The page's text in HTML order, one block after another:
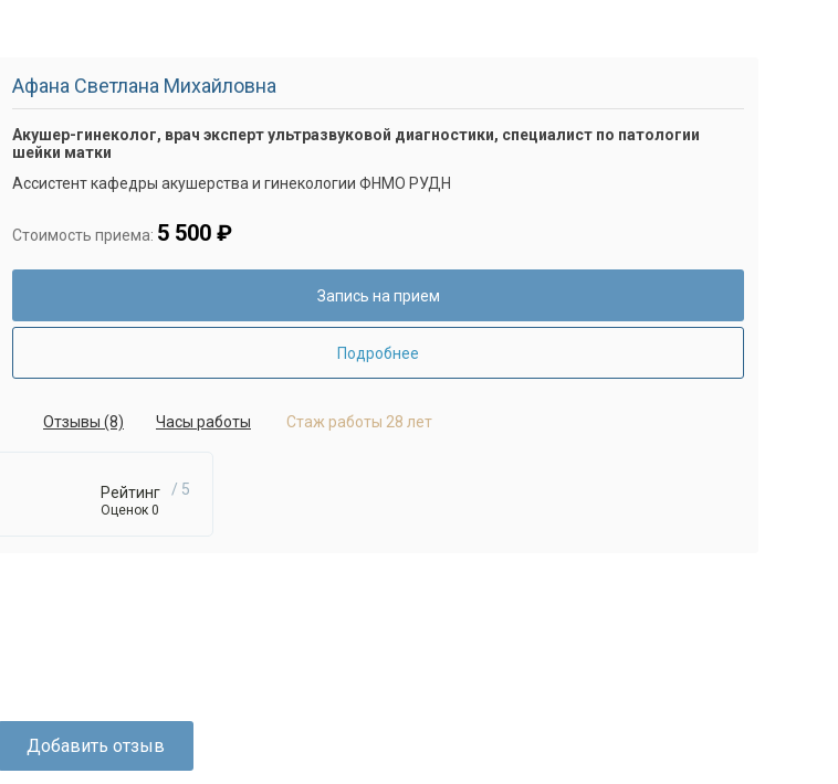
Афана Светлана Михайловна
Акушер-гинеколог, врач эксперт ультразвуковой диагностики, специалист по патологии
шейки матки
Ассистент кафедры акушерства и гинекологии ФНМО РУДН
Стоимость приема: 5 500 ₽
Запись на прием
Подробнее
Отзывы (8) Часы работы Стаж работы 28 лет
Рейтинг / 5
Оценок 0
Добавить отзыв